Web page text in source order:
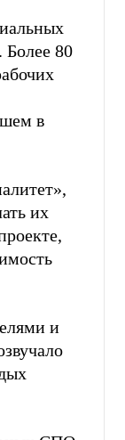
Более 80
в
их
и